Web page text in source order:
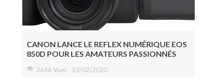
CANON LANCE LE REFLEX NUMÉRIQUE EOS
850D POUR LES AMATEURS PASSIONNÉS
2646 Vues 13/02/2020